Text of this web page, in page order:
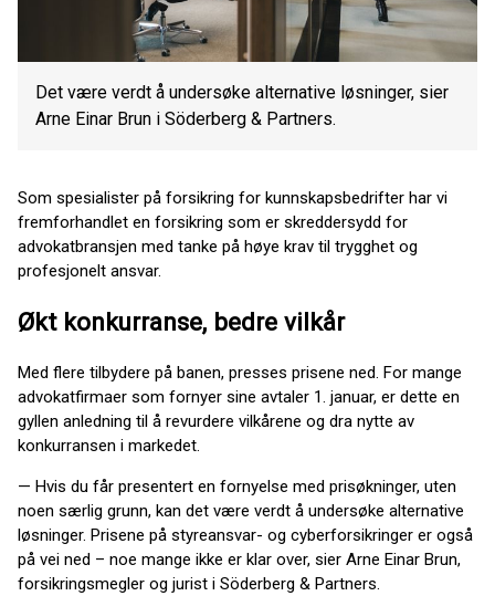
Det være verdt å undersøke alternative løsninger, sier
Arne Einar Brun i Söderberg & Partners.
Som spesialister på forsikring for kunnskapsbedrifter har vi
fremforhandlet en forsikring som er skreddersydd for
advokatbransjen med tanke på høye krav til trygghet og
profesjonelt ansvar.
Økt konkurranse, bedre vilkår
Med flere tilbydere på banen, presses prisene ned. For mange
advokatfirmaer som fornyer sine avtaler 1. januar, er dette en
gyllen anledning til å revurdere vilkårene og dra nytte av
konkurransen i markedet.
— Hvis du får presentert en fornyelse med prisøkninger, uten
noen særlig grunn, kan det være verdt å undersøke alternative
løsninger. Prisene på styreansvar- og cyberforsikringer er også
på vei ned – noe mange ikke er klar over, sier Arne Einar Brun,
forsikringsmegler og jurist i Söderberg & Partners.